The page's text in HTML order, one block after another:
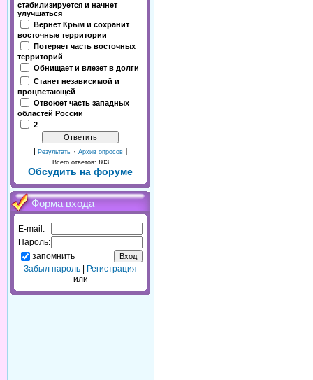
стабилизируется и начнет
улучшаться
Вернет Крым и сохранит
восточные территории
Потеряет часть восточных
территорий
Обнищает и влезет в долги
Станет независимой и
процветающей
Отвоюет часть западных
областей России
2
[ Результаты · Архив опросов ]
Всего ответов: 803
Обсудить на форуме
Форма входа
E-mail:
Пароль:
запомнить
Забыл пароль
Регистрация
или